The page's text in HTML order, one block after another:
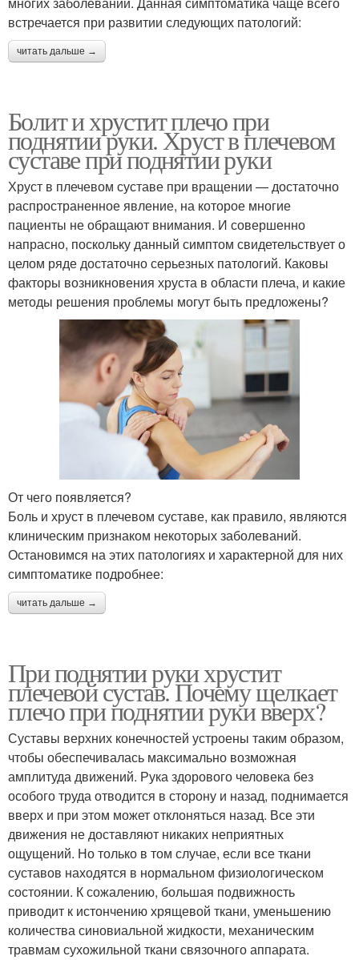
встречается при развитии следующих патологий:
читать дальше →
Болит и хрустит плечо при
поднятии руки. Хруст в плечевом
суставе при поднятии руки
Хруст в плечевом суставе при вращении — достаточно
распространенное явление, на которое многие
пациенты не обращают внимания. И совершенно
напрасно, поскольку данный симптом свидетельствует о
целом ряде достаточно серьезных патологий. Каковы
факторы возникновения хруста в области плеча, и какие
методы решения проблемы могут быть предложены?
От чего появляется?
Боль и хруст в плечевом суставе, как правило, являются
клиническим признаком некоторых заболеваний.
Остановимся на этих патологиях и характерной для них
симптоматике подробнее:
читать дальше →
При поднятии руки хрустит
плечевой сустав. Почему щелкает
плечо при поднятии руки вверх?
Суставы верхних конечностей устроены таким образом,
чтобы обеспечивалась максимально возможная
амплитуда движений. Рука здорового человека без
особого труда отводится в сторону и назад, поднимается
вверх и при этом может отклоняться назад. Все эти
движения не доставляют никаких неприятных
ощущений. Но только в том случае, если все ткани
суставов находятся в нормальном физиологическом
состоянии. К сожалению, большая подвижность
приводит к истончению хрящевой ткани, уменьшению
количества синовиальной жидкости, механическим
травмам сухожильной ткани связочного аппарата.